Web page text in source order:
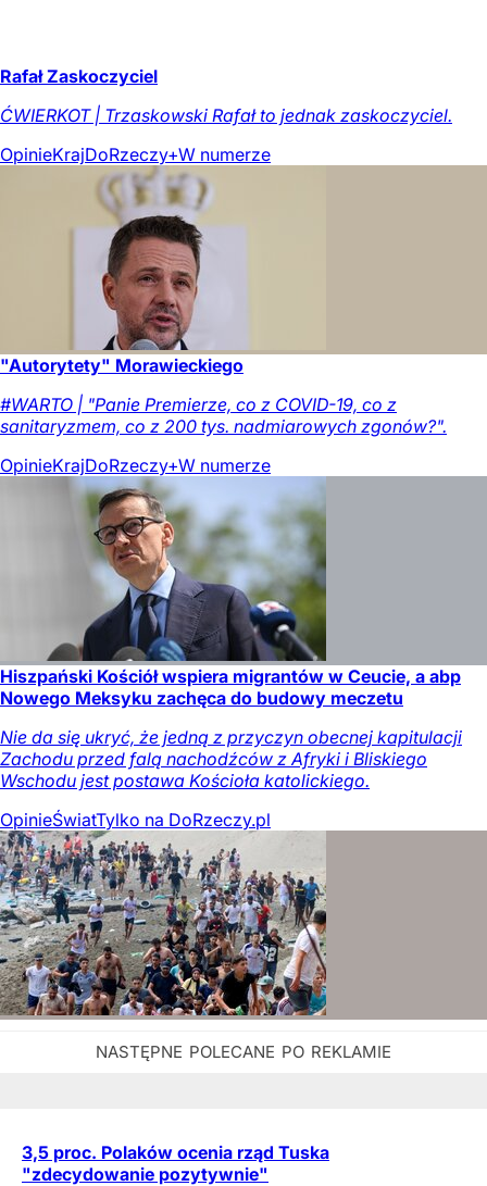
Rafał Zaskoczyciel
ĆWIERKOT | Trzaskowski Rafał to jednak zaskoczyciel.
OpinieKrajDoRzeczy+W numerze
"Autorytety" Morawieckiego
#WARTO | "Panie Premierze, co z COVID-19, co z
sanitaryzmem, co z 200 tys. nadmiarowych zgonów?".
OpinieKrajDoRzeczy+W numerze
Hiszpański Kościół wspiera migrantów w Ceucie, a abp
Nowego Meksyku zachęca do budowy meczetu
Nie da się ukryć, że jedną z przyczyn obecnej kapitulacji
Zachodu przed falą nachodźców z Afryki i Bliskiego
Wschodu jest postawa Kościoła katolickiego.
OpinieŚwiatTylko na DoRzeczy.pl
3,5 proc. Polaków ocenia rząd Tuska
"zdecydowanie pozytywnie"